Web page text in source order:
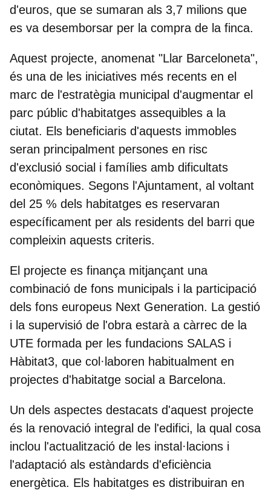
d'euros, que se sumaran als 3,7 milions que
es va desemborsar per la compra de la finca.
Aquest projecte, anomenat "Llar Barceloneta",
és una de les iniciatives més recents en el
marc de l'estratègia municipal d'augmentar el
parc públic d'habitatges assequibles a la
ciutat. Els beneficiaris d'aquests immobles
seran principalment persones en risc
d'exclusió social i famílies amb dificultats
econòmiques. Segons l'Ajuntament, al voltant
del 25 % dels habitatges es reservaran
específicament per als residents del barri que
compleixin aquests criteris.
El projecte es finança mitjançant una
combinació de fons municipals i la participació
dels fons europeus Next Generation. La gestió
i la supervisió de l'obra estarà a càrrec de la
UTE formada per les fundacions SALAS i
Hàbitat3, que col·laboren habitualment en
projectes d'habitatge social a Barcelona.
Un dels aspectes destacats d'aquest projecte
és la renovació integral de l'edifici, la qual cosa
inclou l'actualització de les instal·lacions i
l'adaptació als estàndards d'eficiència
energètica. Els habitatges es distribuiran en